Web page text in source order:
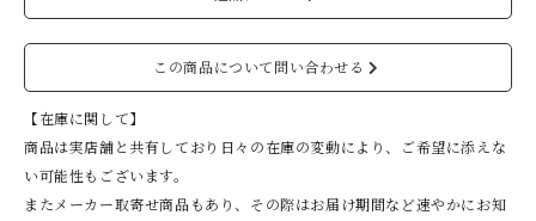
この商品について問い合わせる
【在庫に関して】
商品は実店舗と共有しており日々の在庫の変動により、ご希望に添えな
い可能性もございます。
またメーカー取寄せ商品もあり、その際はお届け期間など速やかにお知